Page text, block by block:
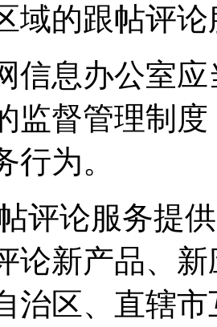
域的跟帖评
信息办公室
监督管理制
行为。
评论服务提
论新产品、
治区、直辖